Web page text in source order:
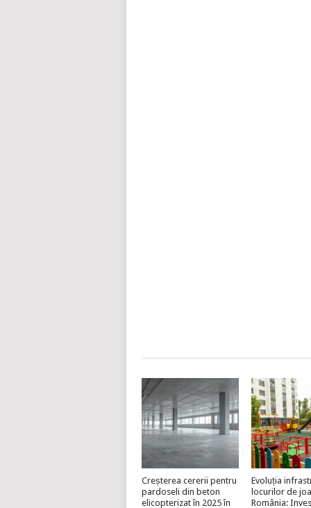
Creșterea cererii pentru
pardoseli din beton
elicopterizat în 2025 în
Evoluția
locurilor de
România: